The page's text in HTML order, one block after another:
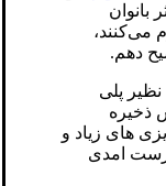
بانوان
می‌کنند،
دهم.
نظیر پلی
ذخیره
های زیاد و
امدی